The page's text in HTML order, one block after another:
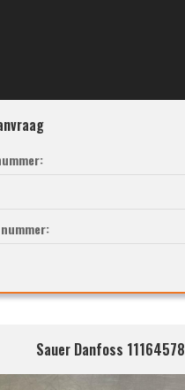
Sauer Danfoss 11164578